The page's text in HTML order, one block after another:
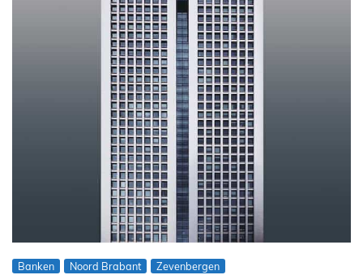
Banken Noord Brabant Zevenbergen